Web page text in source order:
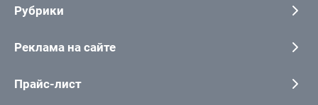
Рубрики
Реклама на сайте
Прайс-лист